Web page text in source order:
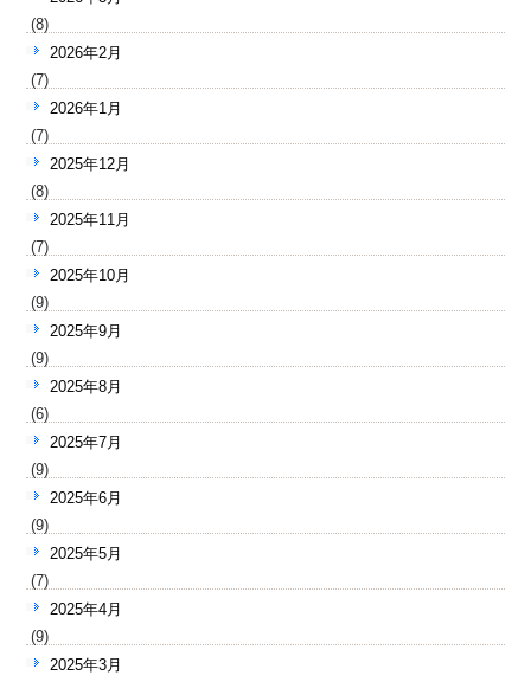
(8)
2026年2月
(7)
2026年1月
(7)
2025年12月
(8)
2025年11月
(7)
2025年10月
(9)
2025年9月
(9)
2025年8月
(6)
2025年7月
(9)
2025年6月
(9)
2025年5月
(7)
2025年4月
(9)
2025年3月